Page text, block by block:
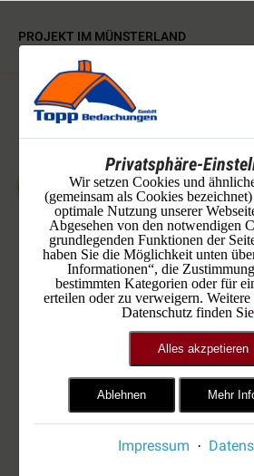
PROJEKT IM MÜNSTERLAND
Privatsphäre-
Wir setzen Cookies und
(gemeinsam als Cookies
optimale Nutzung unserer
Abgesehen von den notwendigen
grundlegenden Funktionen der
haben Sie die Möglichkeit unten
Informationen“, die
bestimmten Kategorien oder für
erteilen oder zu verweigern.
Datenschutz finden Sie
Alles akzpetieren
Ablehnen Mehr
Impressum ·